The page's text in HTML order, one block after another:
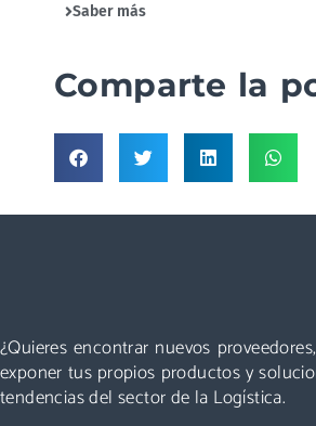
Saber más
Comparte la
¿Quieres encontrar nuevos
exponer tus propios productos y
tendencias del sector de la Logística.
Automation, no te quedes fuera.
proveedores, descubre todas las áreas y
mejores conferencias!